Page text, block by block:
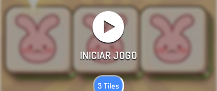
3 Tiles